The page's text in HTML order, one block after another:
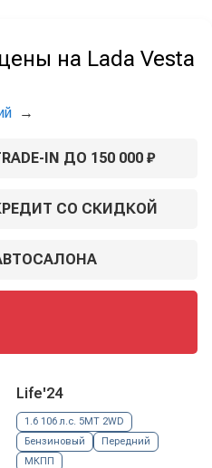
на Lada Vesta
→
IN ДО 150 000 ₽
СО СКИДКОЙ
Life'24
1.6 106 л.с. 5MT 2WD
Бензиновый
Передний
МКПП